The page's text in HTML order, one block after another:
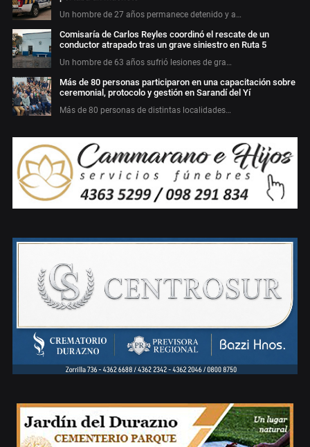
Un hombre de 27 años permanece detenido y a…
Comisaría de Carlos Reyles coordinó el rescate de un
conductor atrapado tras un grave siniestro en Ruta 5
Un hombre de 63 años sufrió lesiones de gra…
Más de 80 personas participaron en una capacitación sobre
ceremonial, protocolo y gestión en Sarandí del Yí
Más de 80 personas de distintas localidades…